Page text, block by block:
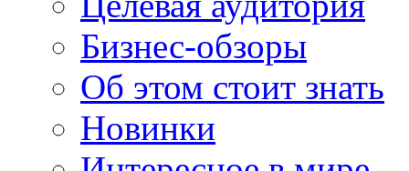
Бизнес-обзоры
Об этом стоит знать
Новинки